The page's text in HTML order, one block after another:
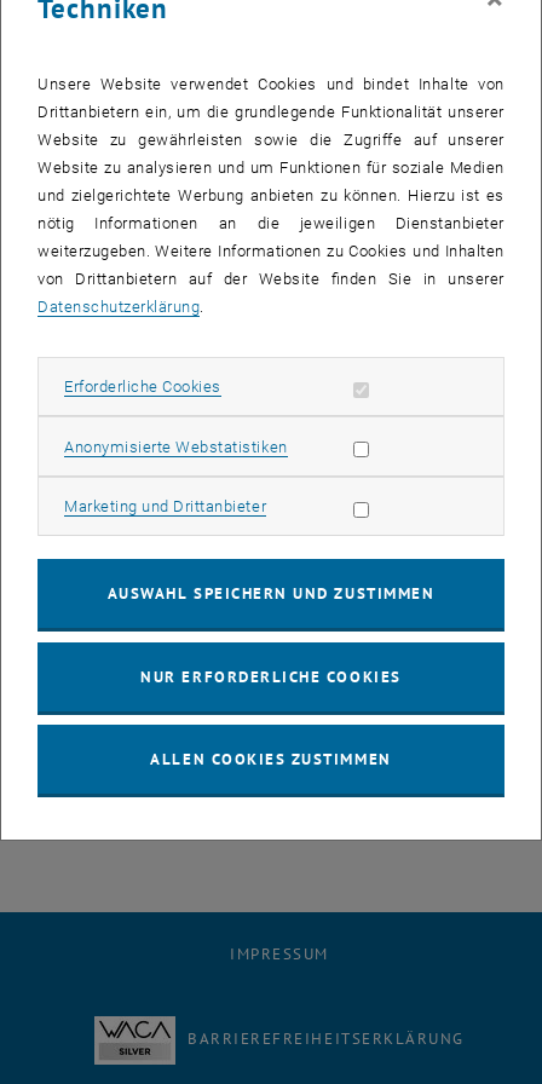
Rechtzeitig zu Beginn des Wintersemesters 2010/2011 stehen den
rund 100 WissenschafterInnen und 700 Studierenden der
Technischen Chemie damit modernste Labors und Büros zur
Verfügung.
Eröffnungsprogramm
ab 09.00 Uhr Ansprachen:
Peter Skalicky, Rektor der TU Wien
Johannes Fröhlich, Dekan der Fakultät für Technische Chemie
Showact „TU-Chemie“
Wolfgang Gleissner, Geschäftsführer der BIG
Lehartrakt (6., Getreidemarkt 9)
<link http: www.univercity2015.at>www.univercity2015.at
IMPRESSUM
BARRIEREFREIHEITSERKLÄRUNG
Techniken
Unsere Website verwendet Cookies und bindet Inhalte von
Drittanbietern ein, um die grundlegende Funktionalität unserer
Website zu gewährleisten sowie die Zugriffe auf unserer
Website zu analysieren und um Funktionen für soziale Medien
und zielgerichtete Werbung anbieten zu können. Hierzu ist es
nötig Informationen an die jeweiligen Dienstanbieter
weiterzugeben. Weitere Informationen zu Cookies und Inhalten
von Drittanbietern auf der Website finden Sie in unserer
Datenschutzerklärung
Erforderliche Cookies Erforderliche Cookies zulassen
Anonymisierte WebstatistikenStatistik Cookies zulassen
Marketing und DrittanbieterMarketing Cookies zulassen
AUSWAHL SPEICHERN UND ZUSTIMMEN
NUR ERFORDERLICHE COOKIES
ALLEN COOKIES ZUSTIMMEN